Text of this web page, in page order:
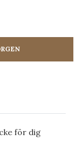
för dig